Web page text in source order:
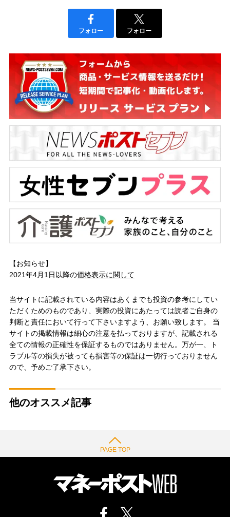
フォロー フォロー
【お知らせ】
2021年4月1日以降の価格表示に関して
当サイトに記載されている内容はあくまでも投資の参考にしてい
ただくためのものであり、実際の投資にあたっては読者ご自身の
判断と責任において行って下さいますよう、お願い致します。 当
サイトの掲載情報は細心の注意を払っておりますが、記載される
全ての情報の正確性を保証するものではありません。万が一、ト
ラブル等の損失が被っても損害等の保証は一切行っておりません
ので、予めご了承下さい。
他のオススメ記事
PAGE TOP